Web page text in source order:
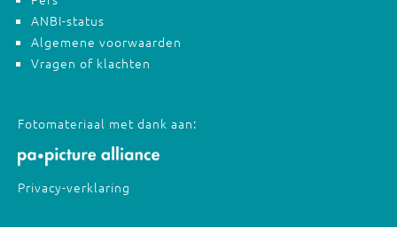
ANBI-status
Algemene voorwaarden
Vragen of klachten
Fotomateriaal met dank aan:
Privacy-verklaring